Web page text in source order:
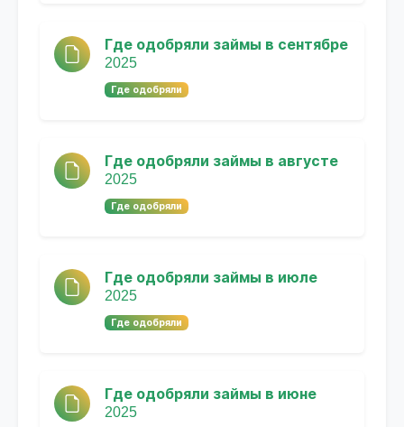
Где одобряли займы в сентябре
2025
Где одобряли
Где одобряли займы в августе
2025
Где одобряли
Где одобряли займы в июле
2025
Где одобряли
Где одобряли займы в июне
2025